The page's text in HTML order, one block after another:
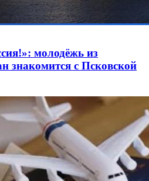
молодёжь из
знакомится с Псковской